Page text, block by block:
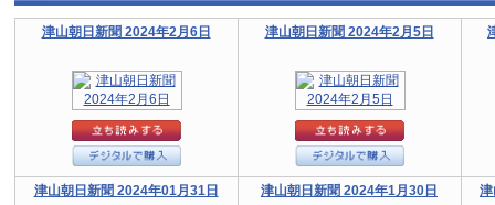
津山朝日新聞 2024年2月6日 津山朝日新聞 2024年2月5日
津山朝日新聞 2024年01月31日 津山朝日新聞 2024年1月30日